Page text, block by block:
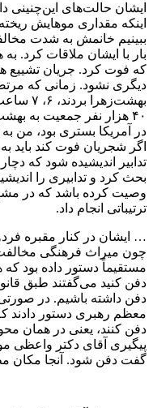
ایشان حالت‏‌های این‏‌چنینی
این‏که مقداری موهایش
ببینیم خانمش به شدت
بار با ایشان ملاقات کرد.
که فوت کرد. جریان
دیگری نشود. زمانی که
۴۰ هزار نفر جمعیت به
در آمریکا بستری بود، من
اگر شجریان فوت کند باید
تدابیر اندیشیده شود که
بحث کرد و تدابیری را
وصیت کرده باشد که در
ترتیباتی انجام داد.
… ایشان در کنار مقبره
چون میراث فرهنگی مخالفت
مستقیماً دستور داده بود
دفن کنید می‏‌گفتند طبق
دفن داشته باشیم. در
معظم رهبری دستور دادند
دفن کنند، یعنی در همان
پیگیری آقای دکتر واعظی
گفت دفن شود. آنجا مکان